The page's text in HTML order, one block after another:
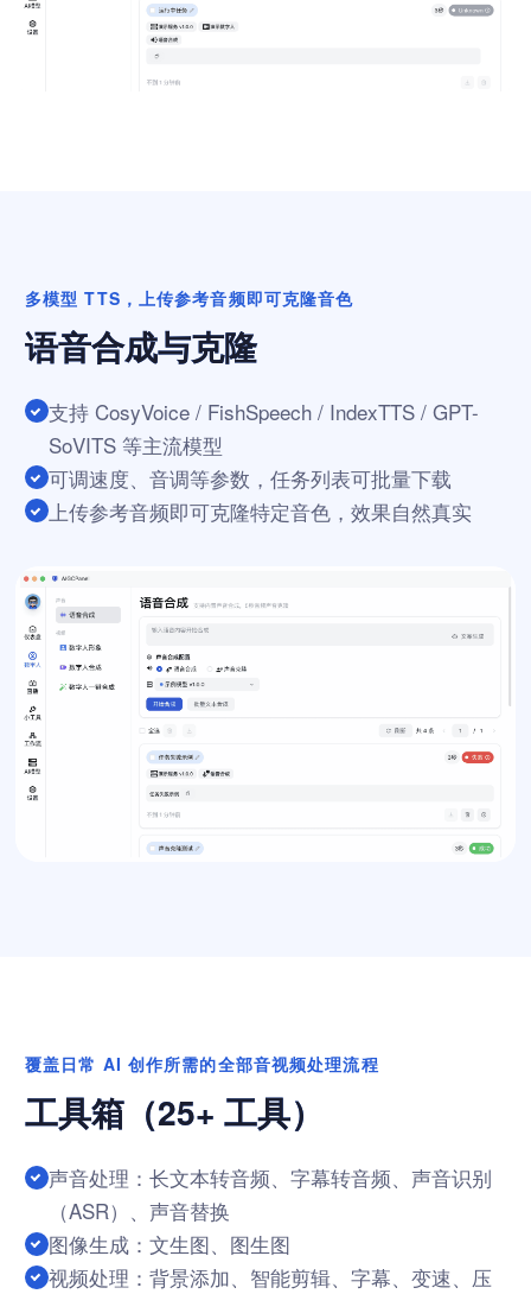
多模型 TTS，上传参考音频即可克隆音色
语音合成与克隆
支持 CosyVoice / FishSpeech / IndexTTS / GPT-
SoVITS 等主流模型
可调速度、音调等参数，任务列表可批量下载
上传参考音频即可克隆特定音色，效果自然真实
覆盖日常 AI 创作所需的全部音视频处理流程
工具箱（25+ 工具）
声音处理：长文本转音频、字幕转音频、声音识别
（ASR）、声音替换
图像生成：文生图、图生图
视频处理：背景添加、智能剪辑、字幕、变速、压